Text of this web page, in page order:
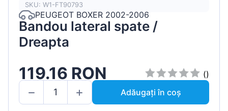
SKU: W1-FT90793
PEUGEOT BOXER 2002-2006
Bandou lateral spate /
Dreapta
119.16 RON
()
Adăugați în coș